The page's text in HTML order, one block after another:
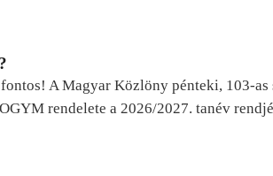
A Magyar Közlöny pénteki, 103-
rendelete a 2026/2027. tanév